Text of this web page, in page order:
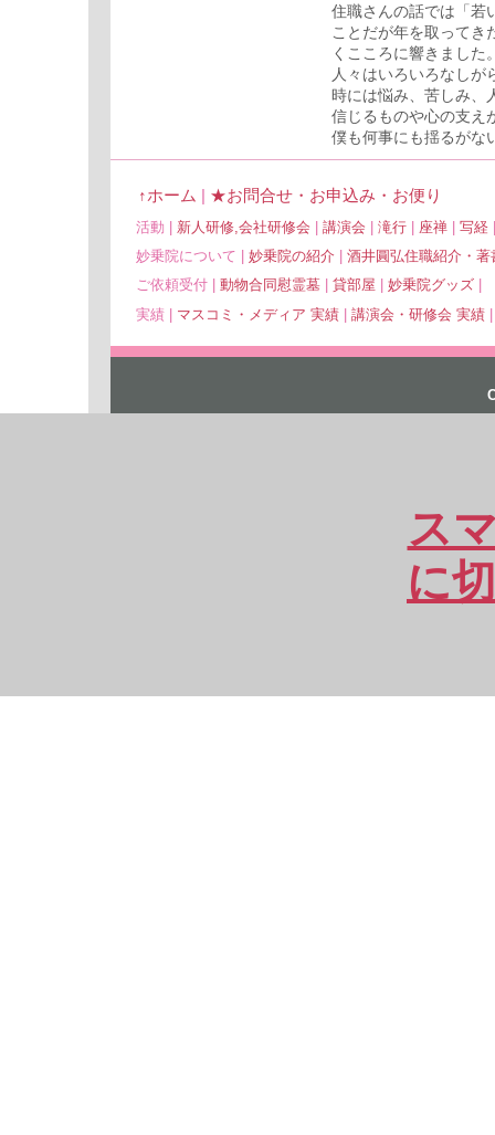
住職さんの話では「若
ことだが年を取ってき
くこころに響きました
人々はいろいろなしが
時には悩み、苦しみ、
信じるものや心の支え
僕も何事にも揺るがな
↑ホーム | ★お問合せ・お申込み・お便り
活動 | 新人研修,会社研修会 | 講演会 | 滝行 | 座禅 | 写経
妙乗院について | 妙乗院の紹介
酒井圓弘住職紹介・著
ご依頼受付 | 動物合同慰霊墓 貸部屋 妙乗院グッズ
実績 | マスコミ・メディア 実績 講演会・研修会 実績
ス
に